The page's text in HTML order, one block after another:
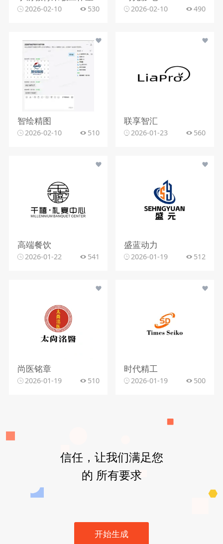
2026-02-10 530 2026-02-10 490
智绘精图
2026-02-10 510
联享智汇
2026-01-23 560
高端餐饮
2026-01-22 541
盛蓝动力
2026-01-19 512
尚医铭章
2026-01-19 510
时代精工
2026-01-19 500
信任，让我们满足您
的 所有要求
开始生成